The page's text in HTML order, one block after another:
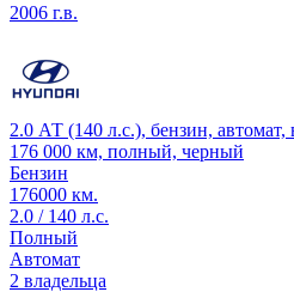
2006 г.в.
2.0 АТ (140 л.с.), бензин,
176 000 км, полный, черный
Бензин
176000 км.
2.0 / 140 л.с.
Полный
Автомат
2 владельца